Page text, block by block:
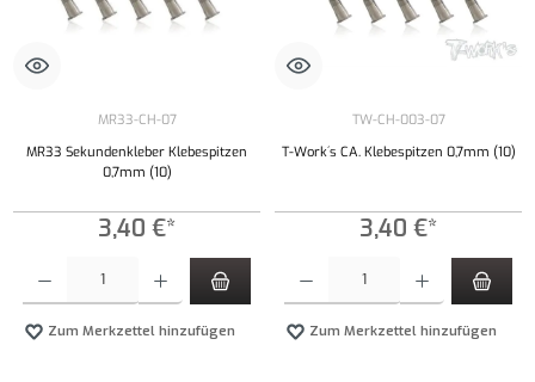
MR33-CH-07
MR33 Sekundenkleber Klebespitzen
0,7mm (10)
3,40 €*
Zum Merkzettel hinzufügen
TW-CH-003-07
T-Work´s CA. Klebespitzen 0,7mm (10)
3,40 €*
Zum Merkzettel hinzufügen